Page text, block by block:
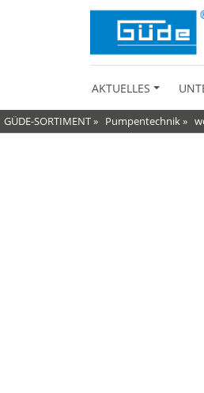
AKTUELLES
GÜDE-SORTIMENT» Pumpentechnik»